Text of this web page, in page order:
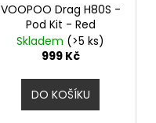
VOOPOO Drag H80S -
Pod Kit - Red
Skladem (>5 ks)
999 Kč
DO KOŠÍKU